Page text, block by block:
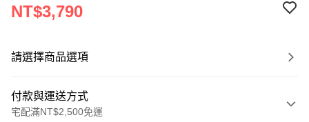
NT$3,790
請選擇商品選項
付款與運送方式
宅配滿NT$2,500免運